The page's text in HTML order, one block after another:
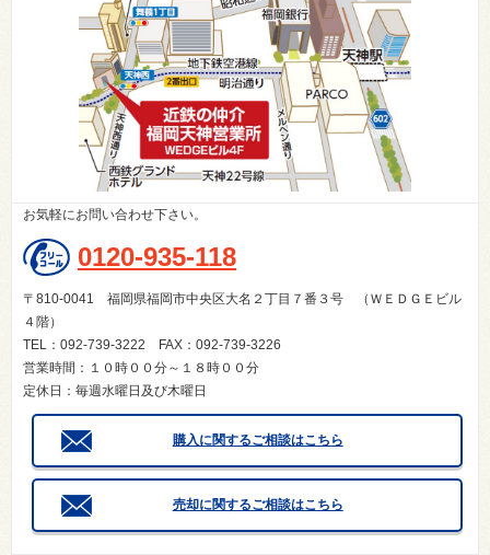
お気軽にお問い合わせ下さい。
0120-935-118
〒810-0041 福岡県福岡市中央区大名２丁目７番３号 （ＷＥＤＧＥビル
４階）
TEL：092-739-3222 FAX：092-739-3226
営業時間：１０時００分～１８時００分
定休日：毎週水曜日及び木曜日
購入に関するご相談はこちら
売却に関するご相談はこちら